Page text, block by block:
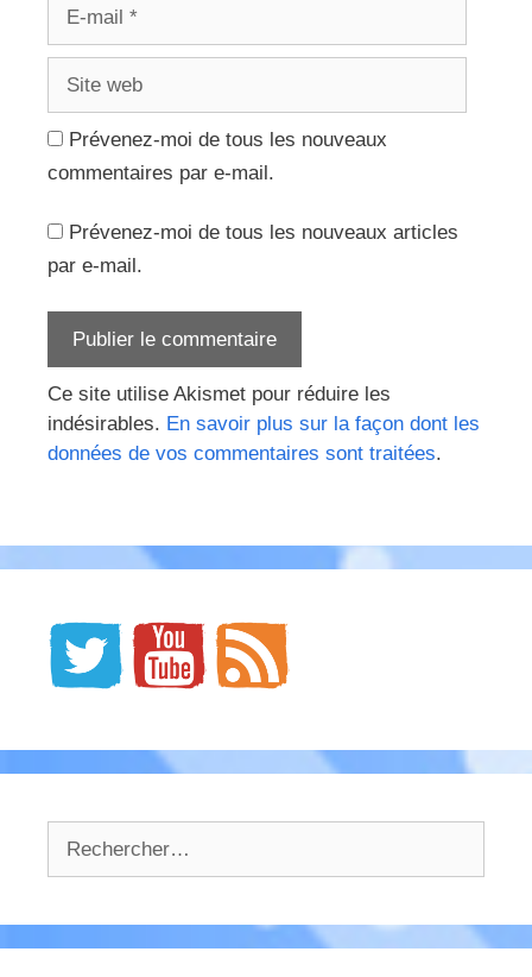
Prévenez-moi de tous les nouveaux
commentaires par e-mail.
Prévenez-moi de tous les nouveaux articles
par e-mail.
Ce site utilise Akismet pour réduire les
indésirables. En savoir plus sur la façon dont les
données de vos commentaires sont traitées.